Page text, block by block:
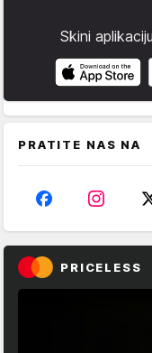
Skini
PRATITE NAS NA
PRICELESS